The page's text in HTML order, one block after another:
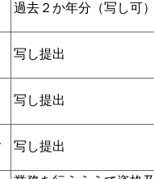
過去２か年分（写し可
写し提出
写し提出
写し提出